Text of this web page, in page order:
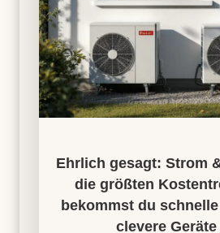
Ehrlich gesagt: Strom
die größten
bekommst du
clevere